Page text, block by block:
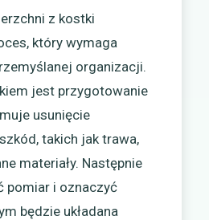
z kostki
który wymaga
organizacji.
jest przygotowanie
usunięcie
takich jak trawa,
materiały. Następnie
pomiar i oznaczyć
będzie układana